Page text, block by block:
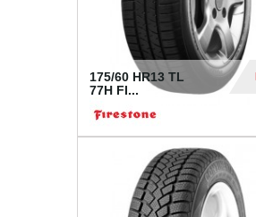
175/60 HR13 TL
77H FI...